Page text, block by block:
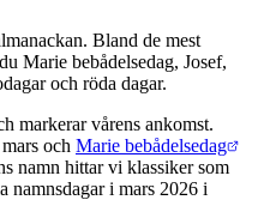
Bland de mest
Marie bebådelsedag, Josef,
och röda dagar.
markerar vårens ankomst.
och Marie bebådelsedag
namn hittar vi klassiker som
namnsdagar i mars 2026 i